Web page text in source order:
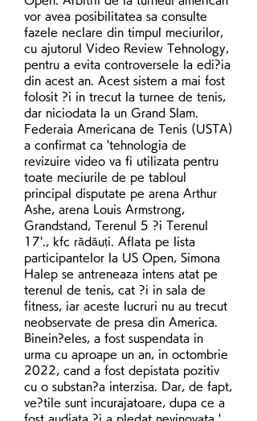
vor avea posibilitatea sa consulte
fazele neclare din timpul meciurilor,
cu ajutorul Video Review Tehnology,
pentru a evita controversele la edi?ia
din acest an. Acest sistem a mai fost
folosit ?i in trecut la turnee de tenis,
dar niciodata la un Grand Slam.
Federaia Americana de Tenis (USTA)
a confirmat ca 'tehnologia de
revizuire video va fi utilizata pentru
toate meciurile de pe tabloul
principal disputate pe arena Arthur
Ashe, arena Louis Armstrong,
Grandstand, Terenul 5 ?i Terenul
17'., kfc rădăuți. Aflata pe lista
participantelor la US Open, Simona
Halep se antreneaza intens atat pe
terenul de tenis, cat ?i in sala de
fitness, iar aceste lucruri nu au trecut
neobservate de presa din America.
Binein?eles, a fost suspendata in
urma cu aproape un an, in octombrie
2022, cand a fost depistata pozitiv
cu o substan?a interzisa. Dar, de fapt,
ve?tile sunt incurajatoare, dupa ce a
fost audiata ?i a pledat nevinovata '